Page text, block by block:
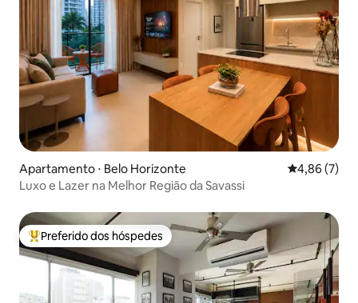
Apartamento ⋅ Belo Horizonte 4,86 de uma
4,86 (7)
Luxo e Lazer na Melhor Região da Savassi
Entre os melhores preferidos dos hóspedes
Preferido dos hóspedes